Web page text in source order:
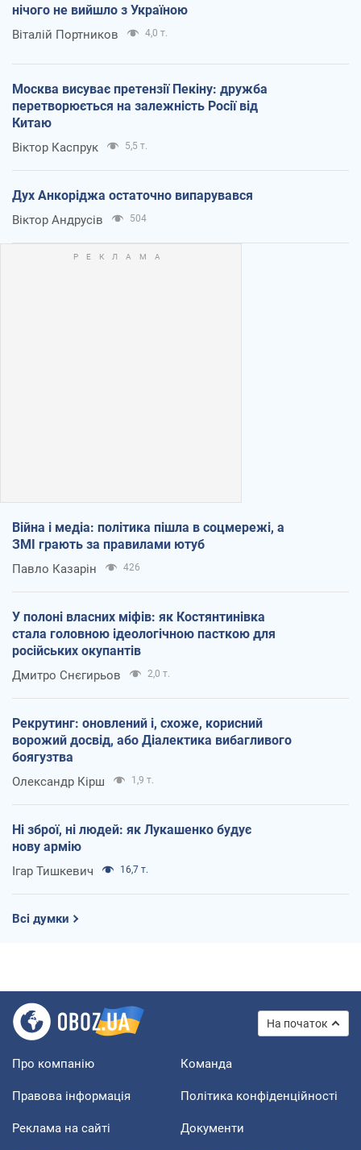
нічого не вийшло з Україною
Віталій Портников 4,0 т.
Москва висуває претензії Пекіну: дружба
перетворюється на залежність Росії від
Китаю
Віктор Каспрук 5,5 т.
Дух Анкоріджа остаточно випарувався
Віктор Андрусів 504
Війна і медіа: політика пішла в соцмережі, а
ЗМІ грають за правилами ютуб
Павло Казарін 426
У полоні власних міфів: як Костянтинівка
стала головною ідеологічною пасткою для
російських окупантів
Дмитро Снєгирьов 2,0 т.
Рекрутинг: оновлений і, схоже, корисний
ворожий досвід, або Діалектика вибагливого
боягузтва
Олександр Кірш 1,9 т.
Ні зброї, ні людей: як Лукашенко будує
нову армію
Ігар Тишкевич 16,7 т.
Всі думки
На початок
Про компанію Команда
Правова інформація Політика конфіденційності
Реклама на сайті Документи